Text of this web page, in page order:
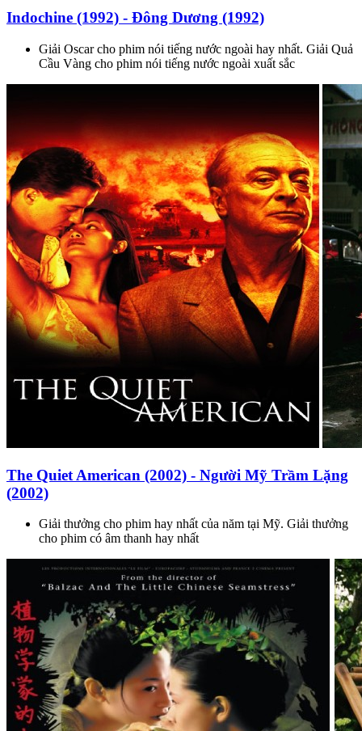
Indochine (1992) - Đông Dương (1992)
Giải Oscar cho phim nói tiếng nước ngoài hay nhất. Giải Quả
Cầu Vàng cho phim nói tiếng nước ngoài xuất sắc
The Quiet American (2002) - Người Mỹ Trầm Lặng
(2002)
Giải thưởng cho phim hay nhất của năm tại Mỹ. Giải thưởng
cho phim có âm thanh hay nhất